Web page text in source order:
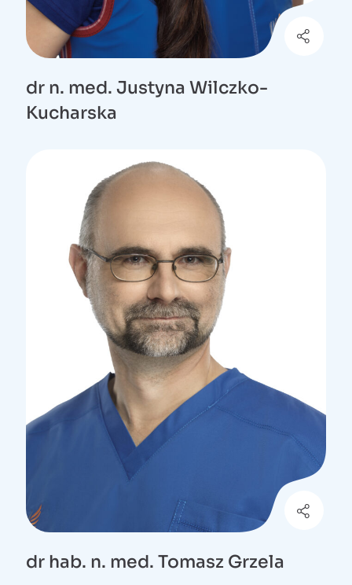
dr n. med. Justyna Wilczko-
Kucharska
dr hab. n. med. Tomasz Grzela